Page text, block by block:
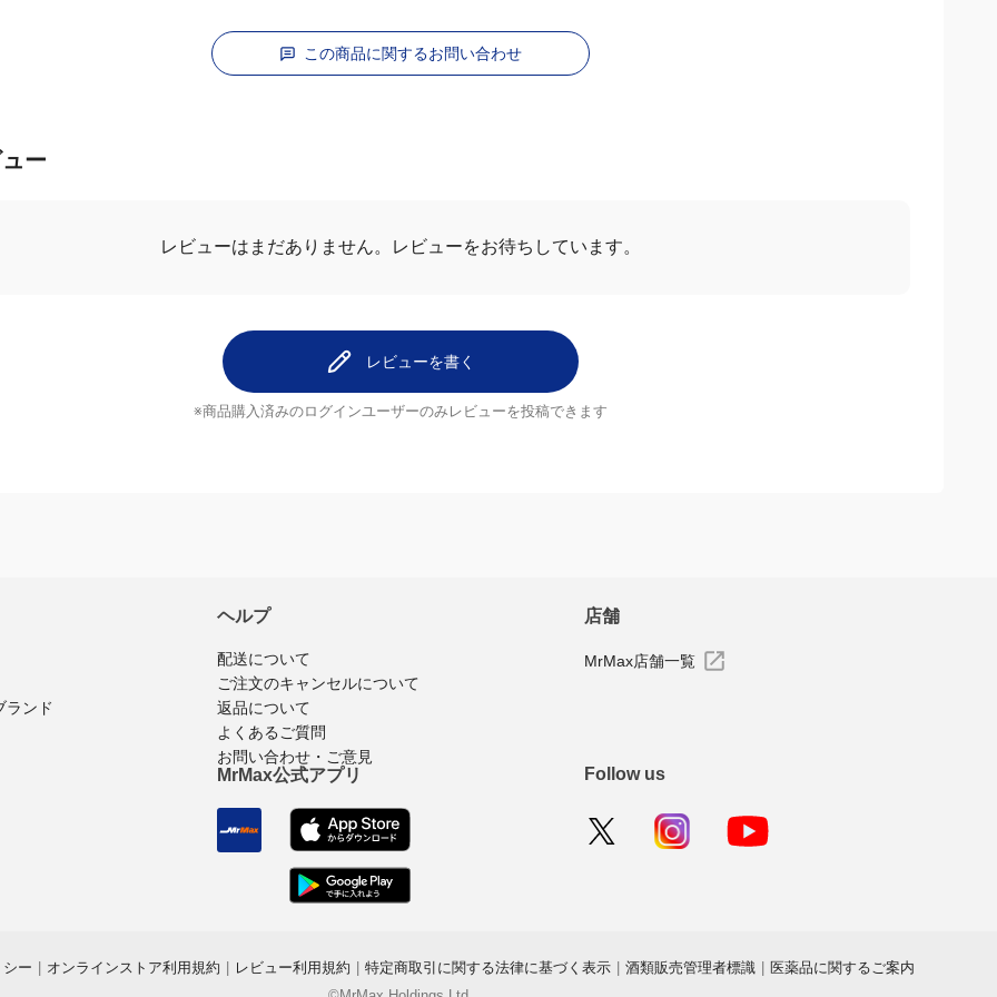
レビューを書く
ンド
ヘルプ
配送について
ご注文のキャンセルについて
返品について
よくあるご質問
お問い合わせ・ご意見
店舗
MrMax店舗一覧
MrMax公式アプリ Follow us
ー | オンラインストア利用規約 | レビュー利用規約 | 特定商取引に関する法律に基づく表示 | 酒類販売管理者標識 | 医薬品に関するご案内